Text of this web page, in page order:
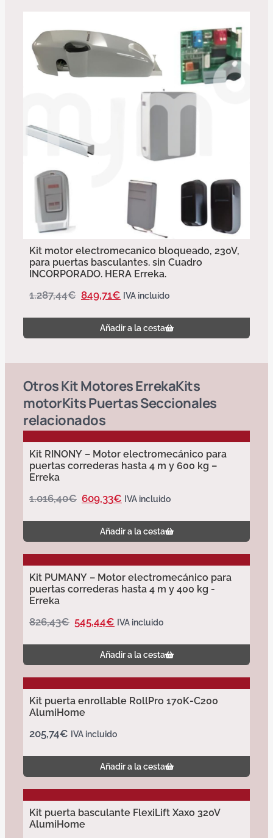
Kit motor electromecanico bloqueado, 230V,
para puertas basculantes. sin Cuadro
INCORPORADO. HERA Erreka.
1.287,44€ 849,71€ IVA incluido
Añadir a la cesta
OtrosKit Motores ErrekaKits
motorKits Puertas Seccionales
relacionados
Kit RINONY – Motor electromecánico para
puertas correderas hasta 4 m y 600 kg –
Erreka
1.016,40€ 609,33€ IVA incluido
Añadir a la cesta
Kit PUMANY – Motor electromecánico para
puertas correderas hasta 4 m y 400 kg -
Erreka
826,43€ 545,44€ IVA incluido
Añadir a la cesta
Kit puerta enrollable RollPro 170K-C200
AlumiHome
205,74€ IVA incluido
Añadir a la cesta
Kit puerta basculante FlexiLift Xaxo 320V
AlumiHome